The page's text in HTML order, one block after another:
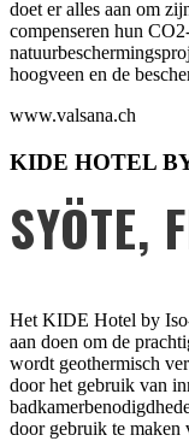
doet er alles aan om
compenseren hun
hoogveen en de
www.valsana.ch
KIDE HOTEL
SYÖTE,
Het KIDE Hotel by
aan doen om de
wordt geothermisch
door het gebruik van
door gebruik te maken